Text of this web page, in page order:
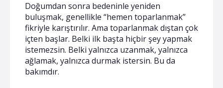
Doğumdan sonra bedeninle yeniden
buluşmak, genellikle “hemen toparlanmak”
fikriyle karıştırılır. Ama toparlanmak dıştan çok
içten başlar. Belki ilk başta hiçbir şey yapmak
istemezsin. Belki yalnızca uzanmak, yalnızca
ağlamak, yalnızca durmak istersin. Bu da
bakımdır.